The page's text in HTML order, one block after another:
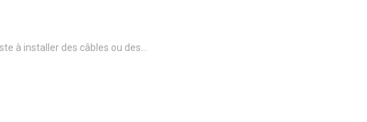
à installer des câbles ou des…